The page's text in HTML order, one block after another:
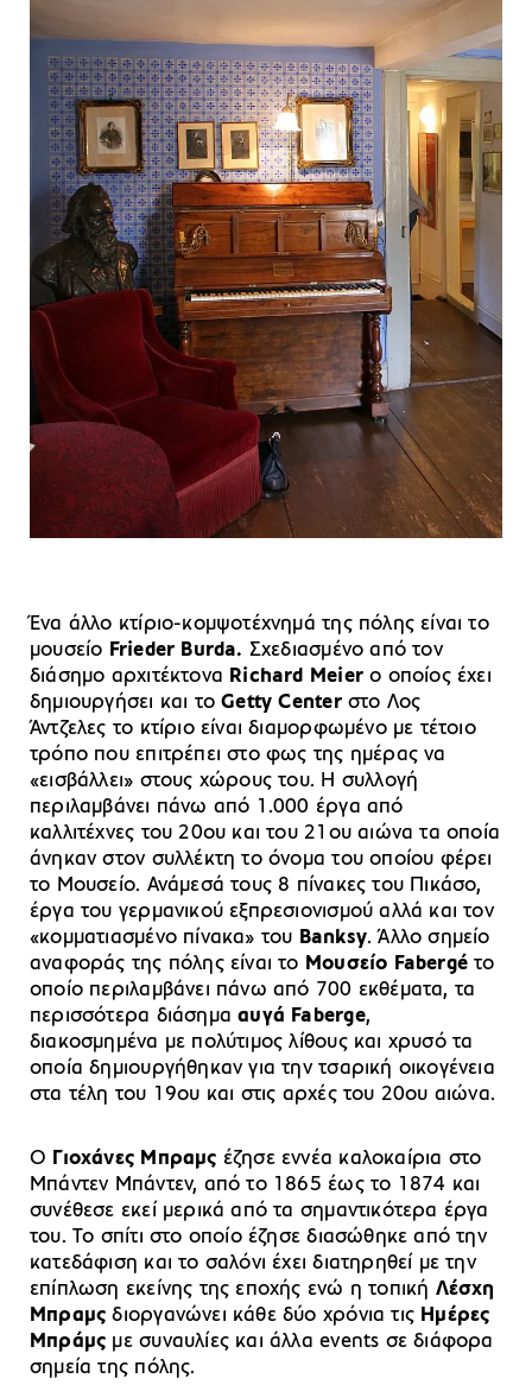
Ένα άλλο κτίριο-κομψοτέχνημά της πόλης είναι το
μουσείο Frieder Burda. Σχεδιασμένο από τον
διάσημο αρχιτέκτονα Richard Meierο οποίος έχει
δημιουργήσει και τοGetty Center στο Λος
Άντζελες το κτίριο είναι διαμορφωμένο με τέτοιο
τρόπο που επιτρέπει στο φως της ημέρας να
«εισβάλλει» στους χώρους του. Η συλλογή
περιλαμβάνει πάνω από 1.000 έργα από
καλλιτέχνες του 20ου και του 21ου αιώνα τα οποία
άνηκαν στον συλλέκτη το όνομα του οποίου φέρει
το Μουσείο. Ανάμεσά τους 8 πίνακες του Πικάσο,
έργα του γερμανικού εξπρεσιονισμού αλλά και τον
«κομματιασμένο πίνακα» του Banksy. Άλλο σημείο
αναφοράς της πόλης είναι το Moυσείο Fabergé το
οποίο περιλαμβάνει πάνω από 700 εκθέματα, τα
περισσότερα διάσημααυγά Faberge,
διακοσμημένα με πολύτιμος λίθους και χρυσό τα
οποία δημιουργήθηκαν για την τσαρική οικογένεια
στα τέλη του 19ου και στις αρχές του 20ου αιώνα.
O Γιοχάνες Μπραμς έζησε εννέα καλοκαίρια στο
Μπάντεν Μπάντεν, από το 1865 έως το 1874 και
συνέθεσε εκεί μερικά από τα σημαντικότερα έργα
του. Το σπίτι στο οποίο έζησε διασώθηκε από την
κατεδάφιση και το σαλόνι έχει διατηρηθεί με την
επίπλωση εκείνης της εποχής ενώ η τοπική Λέσχη
Μπραμς διοργανώνει κάθε δύο χρόνια τις Ημέρες
Μπράμς με συναυλίες και άλλα events σε διάφορα
σημεία της πόλης.